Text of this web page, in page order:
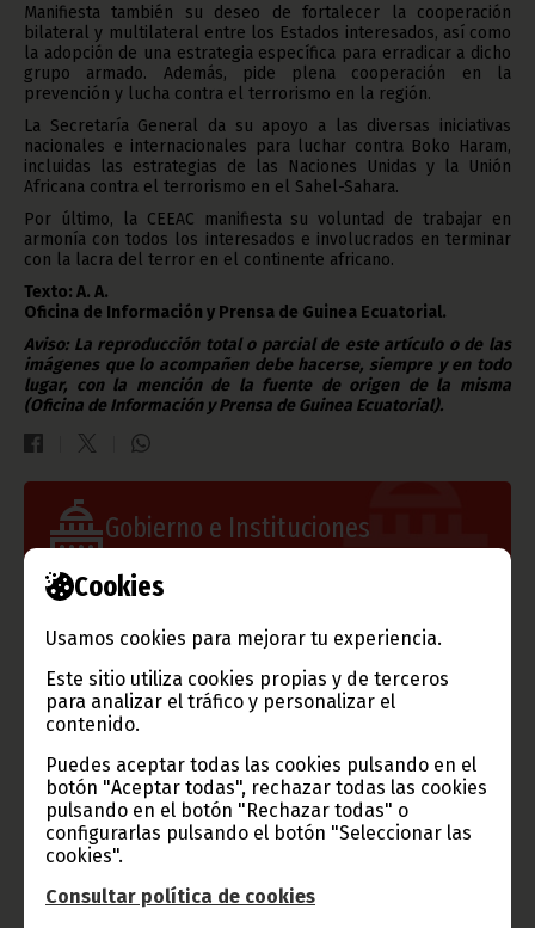
Cookies
Usamos cookies para mejorar tu experiencia.
Este sitio utiliza cookies propias y de terceros
para analizar el tráfico y personalizar el
contenido.
Puedes aceptar todas las cookies pulsando en el
botón "Aceptar todas", rechazar todas las cookies
pulsando en el botón "Rechazar todas" o
configurarlas pulsando el botón "Seleccionar las
cookies".
Consultar política de cookies
Manifiesta también su deseo de fortalecer la cooperación
bilateral y multilateral entre los Estados interesados, así como
la adopción de una estrategia específica para erradicar a dicho
grupo armado. Además, pide plena cooperación en la
prevención y lucha contra el terrorismo en la región.
La Secretaría General da su apoyo a las diversas iniciativas
nacionales e internacionales para luchar contra Boko Haram,
incluidas las estrategias de las Naciones Unidas y la Unión
Africana contra el terrorismo en el Sahel-Sahara.
Por último, la CEEAC manifiesta su voluntad de trabajar en
armonía con todos los interesados e involucrados en terminar
con la lacra del terror en el continente africano.
Texto: A. A.
Oficina de Información y Prensa de Guinea Ecuatorial.
Aviso: La reproducción total o parcial de este artículo o de las
imágenes que lo acompañen debe hacerse, siempre y en todo
lugar, con la mención de la fuente de origen de la misma
(Oficina de Información y Prensa de Guinea Ecuatorial).
Gobierno e Instituciones
Información de Guinea Ecuatorial
TVGE
Radio Nacional de Guinea
Ecuatorial